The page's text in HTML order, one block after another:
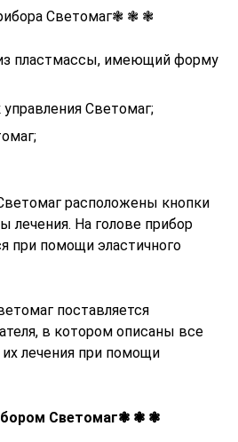
Светомаг❃ ❃ ❃
пластмассы, имеющий форму
Светомаг;
расположены кнопки
лечения. На голове прибор
при помощи эластичного
поставляется
в котором описаны все
лечения при помощи
Светомаг❃ ❃ ❃